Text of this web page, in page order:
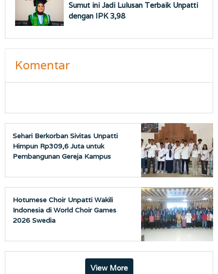
Sumut ini Jadi Lulusan Terbaik Unpatti
dengan IPK 3,98
Komentar
Sehari Berkorban Sivitas Unpatti
Himpun Rp309,6 Juta untuk
Pembangunan Gereja Kampus
Hotumese Choir Unpatti Wakili
Indonesia di World Choir Games
2026 Swedia
View More